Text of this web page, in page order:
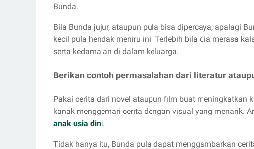
Bunda.
Bila Bunda jujur, ataupun pula bisa dipercaya, apalagi
kecil pula hendak meniru ini. Terlebih bila dia merasa
serta kedamaian di dalam keluarga.
Berikan contoh permasalahan dari literatur
Pakai cerita dari novel ataupun film buat meningkatkan
kanak menggemari cerita dengan visual yang menarik.
anak usia dini.
Tidak hanya itu, Bunda pula dapat menggambarkan